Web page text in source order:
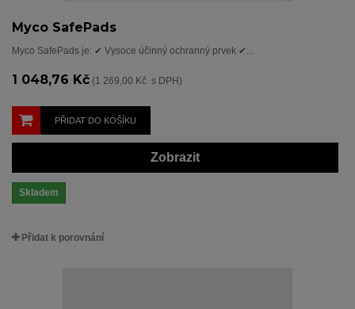
Myco SafePads
Myco SafePads je: ✔ Vysoce účinný ochranný prvek ✔...
1 048,76 Kč (1 269,00 Kč s DPH)
PŘIDAT DO KOŠÍKU
Zobrazit
Skladem
Přidat k porovnání